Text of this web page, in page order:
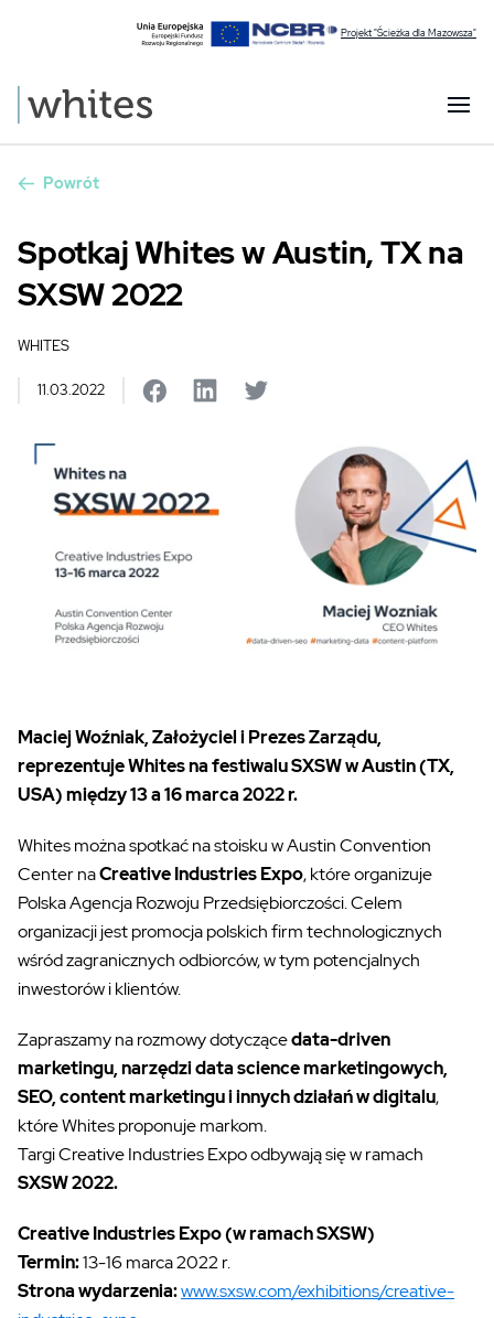
Projekt "Ścieżka dla Mazowsza"
Powrót
Spotkaj Whites w Austin, TX na
SXSW 2022
WHITES
11.03.2022
Maciej Woźniak, Założyciel i Prezes Zarządu,
reprezentuje Whitesna festiwalu SXSW w Austin (TX,
USA) między 13 a 16 marca 2022 r.
Whites można spotkać na stoisku w Austin Convention
Center naCreative Industries Expo, które organizuje
Polska Agencja Rozwoju Przedsiębiorczości. Celem
organizacji jest promocja polskich firm technologicznych
wśród zagranicznych odbiorców, w tym potencjalnych
inwestorów i klientów.
Zapraszamy na rozmowy dotyczącedata-driven
marketingu, narzędzi data science marketingowych,
SEO, content marketingu i innych działań w digitalu,
które Whites proponuje markom.
Targi Creative Industries Expo odbywają się w ramach
SXSW 2022.
Creative Industries Expo (w ramach SXSW)
Termin:13-16 marca 2022 r.
Strona wydarzenia:www.sxsw.com/exhibitions/creative-